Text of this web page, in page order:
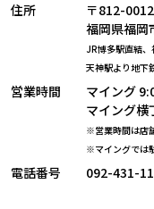
住所
〒812-0012
福岡県福岡
JR博多駅直結、
天神駅より地下
営業時間
マイング
マイング横
※営業時間は店
※マイングでは
電話番号 092-431-